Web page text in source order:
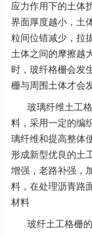
应力作用下的土体
界面厚度越小，土
粒间位错减少，拉
土体之间的摩擦越
时，玻纤格栅会发
栅与周围土体才会
玻璃纤维土工
料，采用一定的编
璃纤维和提高整体
形成新型优良的土
增强，老路补强，
料，在处理沥青路
材料
玻纤土工格栅